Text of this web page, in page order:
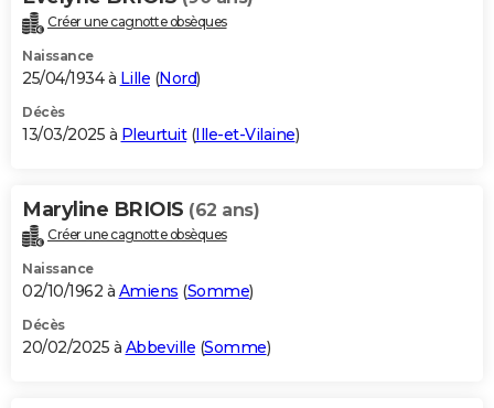
Créer une cagnotte obsèques
Naissance
25/04/1934 à Lille (Nord)
Décès
13/03/2025 à Pleurtuit(Ille-et-Vilaine)
Maryline BRIOIS (62 ans)
Créer une cagnotte obsèques
Naissance
02/10/1962 à Amiens (Somme)
Décès
20/02/2025 à Abbeville (Somme)